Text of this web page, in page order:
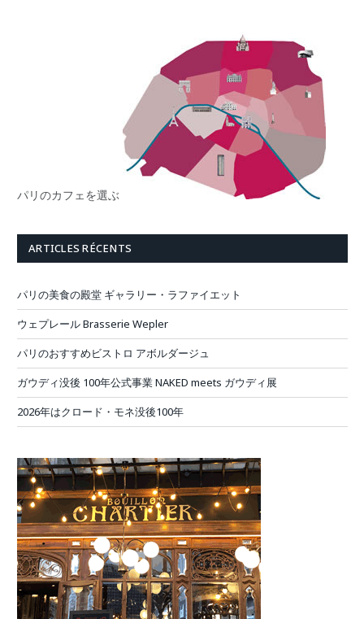
パリのカフェを選ぶ
ARTICLES RÉCENTS
パリの美食の殿堂 ギャラリー・ラファイエット
ウェプレール Brasserie Wepler
パリのおすすめビストロ アボルダージュ
ガウディ没後 100年公式事業 NAKED meets ガウディ展
2026年はクロード・モネ没後100年